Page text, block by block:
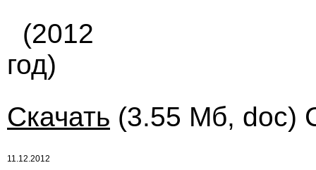
(2012
год)
Скачать (3.55 Мб, doc)
11.12.2012